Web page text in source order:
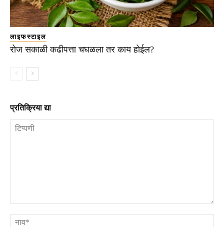
लाइफस्टाइल
रोज सकाळी कढीपत्ता चघळला तर काय होईल?
प्रतिक्रिया द्या